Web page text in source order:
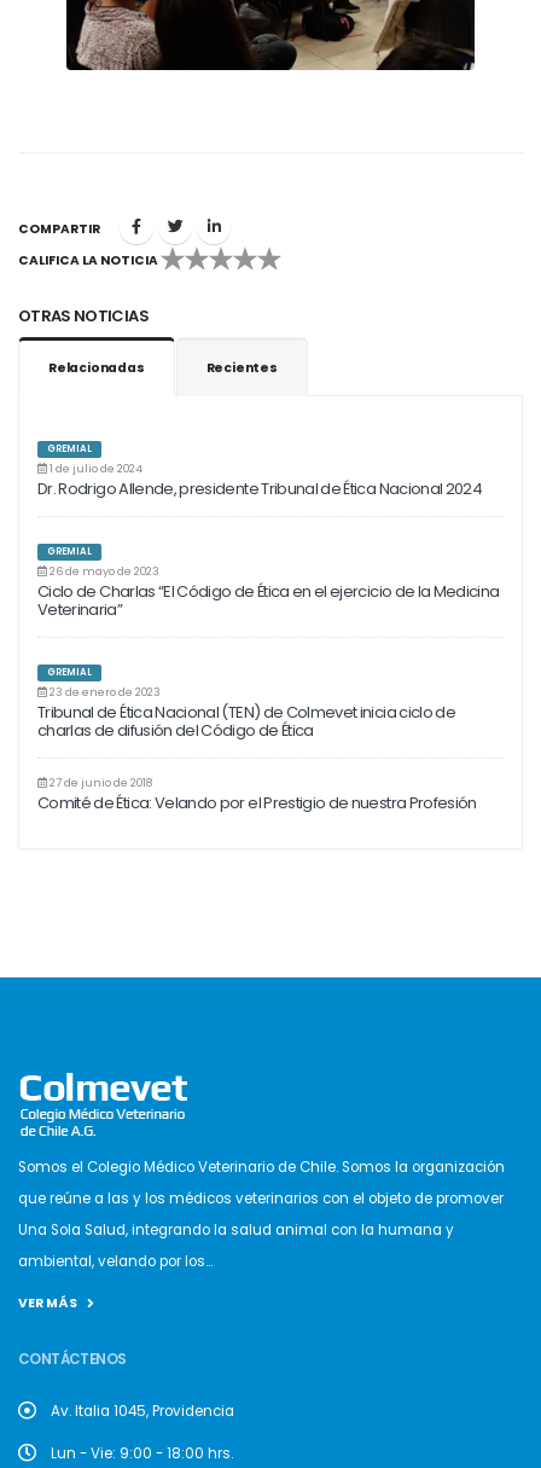
COMPARTIR
CALIFICA LA NOTICIA
1 2 3 4 5
OTRAS NOTICIAS
Relacionadas Recientes
GREMIAL
1 de julio de 2024
Dr. Rodrigo Allende, presidente Tribunal de Ética Nacional 2024
GREMIAL
26 de mayo de 2023
Ciclo de Charlas “El Código de Ética en el ejercicio de la Medicina
Veterinaria”
GREMIAL
23 de enero de 2023
Tribunal de Ética Nacional (TEN) de Colmevet inicia ciclo de
charlas de difusión del Código de Ética
27 de junio de 2018
Comité de Ética: Velando por el Prestigio de nuestra Profesión
Somos el Colegio Médico Veterinario de Chile. Somos la organización
que reúne a las y los médicos veterinarios con el objeto de promover
Una Sola Salud, integrando la salud animal con la humana y
ambiental, velando por los...
VER MÁS
CONTÁCTENOS
Av. Italia 1045, Providencia
Lun - Vie: 9:00 - 18:00 hrs.